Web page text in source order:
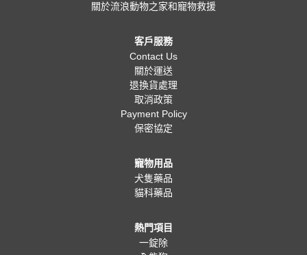
關於流浪動物之家和寵物救援
客戶服務
Contact Us
關於運送
退換貨處理
取消政策
Payment Policy
保密協定
寵物用品
犬隻藥品
貓科藥品
熱門項目
一錠除